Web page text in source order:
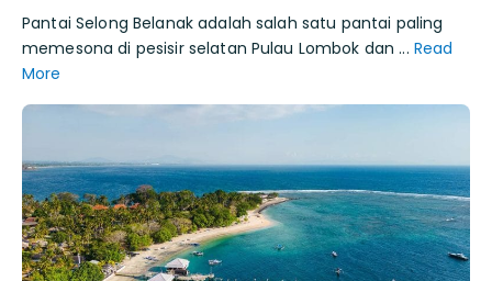
Pantai Selong Belanak adalah salah satu pantai paling
memesona di pesisir selatan Pulau Lombok dan ... Read
More